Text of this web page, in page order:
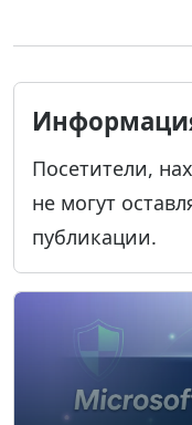
Посетители,
не могут
публикации.